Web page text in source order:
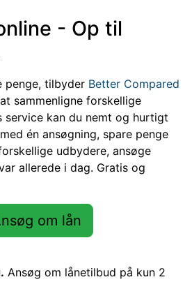
- Op til
penge, tilbyder Better Compared
sammenligne forskellige
service kan du nemt og hurtigt
én ansøgning, spare penge
udbydere, ansøge
allerede i dag. Gratis og
om lån
Ansøg om lånetilbud på kun 2